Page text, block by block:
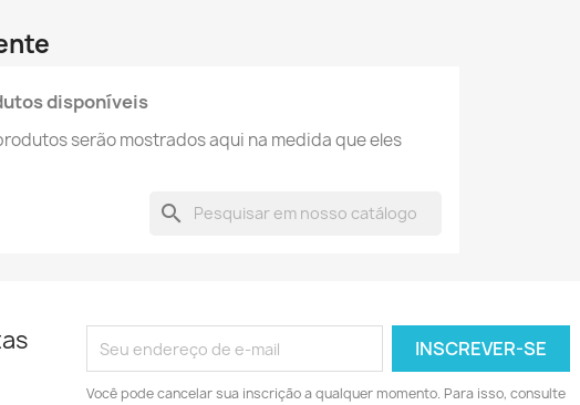
disponíveis
serão mostrados aqui na medida que eles
search
Você pode cancelar sua inscrição a qualquer momento. Para isso, consulte